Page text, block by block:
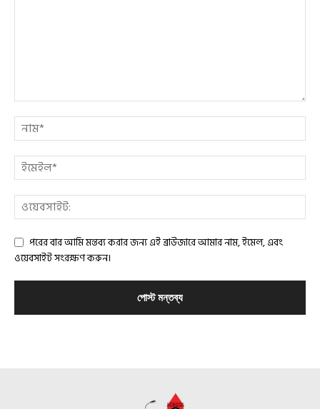
পরের বার আমি মন্তব্য করার জন্য এই ব্রাউজারে আমার নাম, ইমেল, এবং
ওয়েবসাইট সংরক্ষণ করুন।